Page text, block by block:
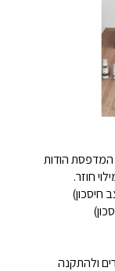
המדפסת הודות
חוזר.
בדיו שחור (3,900 במצב חיסכון)
ולהתקנה